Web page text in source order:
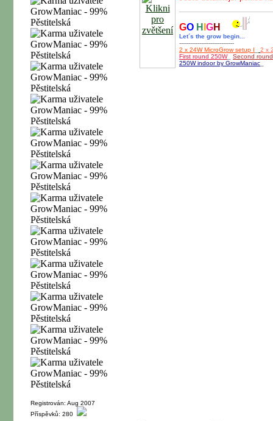
Registrován: Aug 2007
Příspěvků: 280
GO H GH
Let´s the grow begin...
------------------------------
2 x 24W MicroGrow setup I
2 x
First round 250W_ Second
250W indoor by GrowManiac